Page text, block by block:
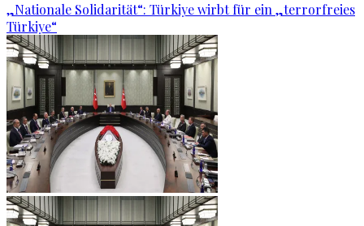
„Nationale Solidarität“: Türkiye wirbt für ein „terrorfreies
Türkiye“